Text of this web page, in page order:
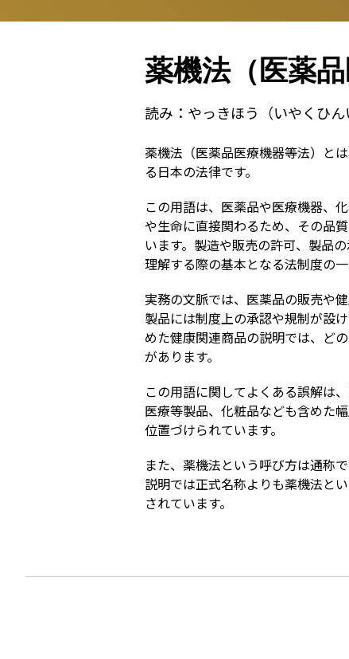
薬機法（医薬品
読み： やっきほう（いやくひん
薬機法（医薬品医療機器等法）と
る日本の法律です。
この用語は、医薬品や医療機器、
や生命に直接関わるため、その品
います。製造や販売の許可、製品
理解する際の基本となる法制度の一
実務の文脈では、医薬品の販売や
製品には制度上の承認や規制が設
めた健康関連商品の説明では、ど
があります。
この用語に関してよくある誤解は
医療等製品、化粧品なども含めた
位置づけられています。
また、薬機法という呼び方は通称
説明では正式名称よりも薬機法と
されています。